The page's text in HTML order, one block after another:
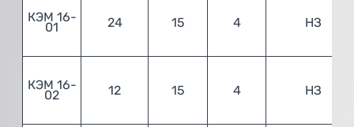
КЭМ 16-
01 24 15 4 НЗ
КЭМ 16-
02 12 15 4 НЗ